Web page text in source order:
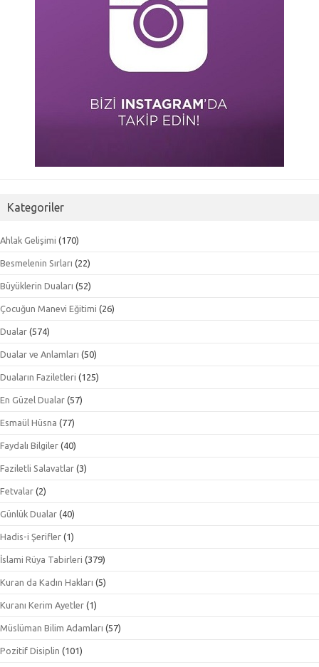
Kategoriler
Ahlak Gelişimi (170)
Besmelenin Sırları (22)
Büyüklerin Duaları (52)
Çocuğun Manevi Eğitimi (26)
Dualar (574)
Dualar ve Anlamları (50)
Duaların Faziletleri (125)
En Güzel Dualar (57)
Esmaül Hüsna (77)
Faydalı Bilgiler (40)
Faziletli Salavatlar (3)
Fetvalar (2)
Günlük Dualar (40)
Hadis-i Şerifler (1)
İslami Rüya Tabirleri (379)
Kuran da Kadın Hakları (5)
Kuranı Kerim Ayetler (1)
Müslüman Bilim Adamları (57)
Pozitif Disiplin (101)